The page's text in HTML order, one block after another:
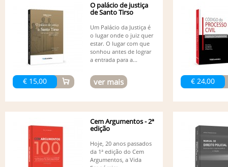
€ 15,00
O palácio de justiça
de Santo Tirso
Um Palácio da Justiça é
o lugar onde o juiz quer
estar. O lugar com que
sonhou antes de lograr
a entrada para a...
ver mais € 24,00
Cem Argumentos - 2ª
edição
Hoje, 20 anos passados
da 1ª edição do Cem
Argumentos, a Vida